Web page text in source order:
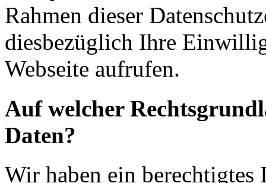
Rahmen dieser
diesbezüglich Ihre
Webseite aufrufen.
Auf welcher
Daten?
Wir haben ein berechtigtes